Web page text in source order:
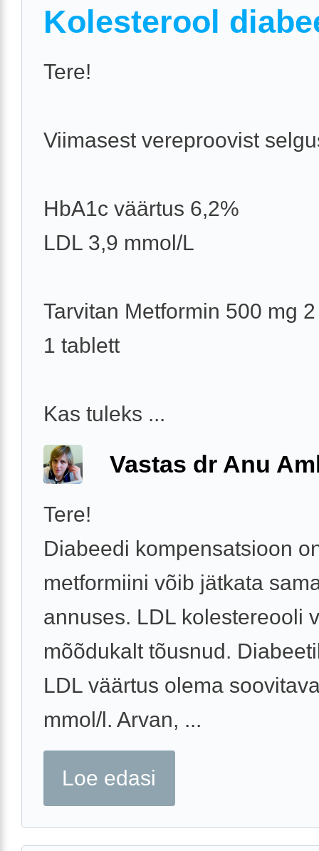
Kolesterool
Tere!
Viimasest vereproovist
HbA1c väärtus 6,2%
LDL 3,9 mmol/L
Tarvitan Metformin 500 mg
1 tablett
Kas tuleks ...
Vastas dr Anu
Tere!
Diabeedi kompensatsioon
metformiini võib jätkata
annuses. LDL kolestereooli
mõõdukalt tõusnud.
LDL väärtus olema
mmol/l. Arvan, ...
Loe edasi